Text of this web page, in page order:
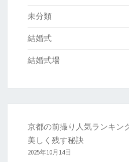
未分類
結婚式
結婚式場
京都の前撮り人気ランキン
美しく残す秘訣
2025年10月14日